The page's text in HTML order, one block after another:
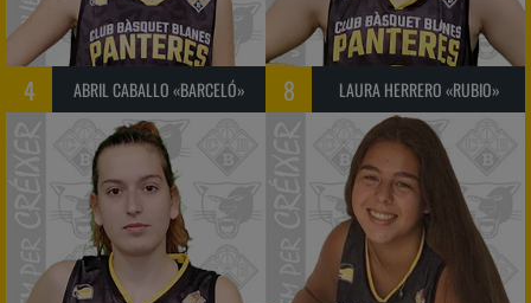
4 ABRIL CABALLO «BARCELÓ» 8 LAURA HERRERO «RUBIO»